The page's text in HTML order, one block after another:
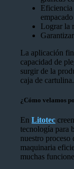
Lograr la
La aplicación
capacidad de
surgir de la
caja de cartulina.
¿Cómo velamos
EnLitotec
tecnología para
nuestro proceso
maquinaria
muchas